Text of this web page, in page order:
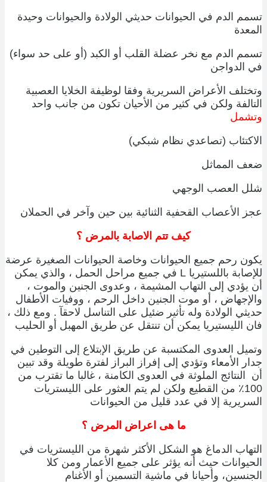
تسمم الدم في الحيوانات حديثي الولادة والحيوانات وحيدة
المعدة
تسمم الدم مع نخر عضلة القلب أو الكبد (أو على حد سواء)
في الدواجن
وتختلف الأعراض السريرية وفقا لوظيفة الخلايا العصبية
التالفة ولكن في كثير من الأحيان تكون من جانب واحد
وتشمل
الاكتئاب (تصاعدي نظام شبكي)
ضعف المماثل
شلل العصب الوجهي
عجز الأعصاب القحفية الثنائية بين حين وآخر في الحملان
كيف تتم الاصابة بالمرض ؟
يكون رحم جميع الحيوانات وخاصة الحيوانات الصغيرة عرضة
للإصابة باللستيريا L في جميع مراحل الحمل ، والذي يمكن
أن يؤدي إلى التهاب المشيمة ، وعدوى الجنين والموت ،
والإجهاض ، أو موت الجنين داخل الرحم ، ووفيات الأطفال
حديثي الولادة وله تأثير ضئيل على التناسل لاحقآ . ومع ذلك ،
فان الليستيريا يمكن أن تنتقل عن طريق المهبل أو الحليب
وتميل العدوى المكتسبة عن طريق الإبتلاع إلى التوطين في
جدار الأمعاء وتؤدي إلى إفراز البراز لفترة طويلة وقد تبين
أن النتائج الملوثة في العدوى الكامنة ، غالبا ما تقترب من
100٪ من القطيع ولكن لم يتم العثور على الليستريات
السريرية إلا في عدد قليل من الحيوانات
ما هى اعراض المرض ؟
التهاب الدماغ هو الشكل الأكثر شهرة من الليستريات في
الحيوانات حيث أنه يؤثر على جميع الأعمار ومن كلا
الجنسين، وأحيانا في ماشية التسمين أو الأغنام